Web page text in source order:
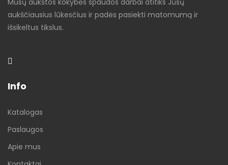
Mūsų aukštos kokybės spaudos darbai atitiks Jūsų
aukščiausius lūkesčius ir padės pasiekti matomumą ir
išsikeltus tikslus.
Info
Katalogas
Paslaugos
Apie mus